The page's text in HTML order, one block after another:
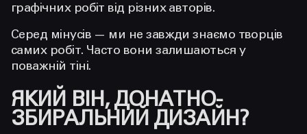
графічних робіт від різних авторів.
Серед мінусів — ми не завжди знаємо творців
самих робіт. Часто вони залишаються у
поважній тіні.
ЯКИЙ ВІН, ДОНАТНО-
ЗБИРАЛЬНИЙ ДИЗАЙН?